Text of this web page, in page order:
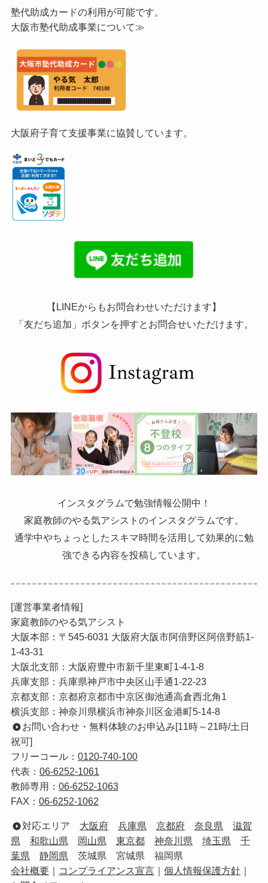
塾代助成カードの利用が可能です。
大阪市塾代助成事業について≫
大阪府子育て支援事業に協賛しています。
【LINEからもお問合わせいただけます】
「友だち追加」ボタンを押すとお問合せいただけます。
インスタグラムで勉強情報公開中！
家庭教師のやる気アシストのインスタグラムです。
通学中やちょっとしたスキマ時間を活用して効果的に勉
強できる内容を投稿しています。
[運営事業者情報]
家庭教師のやる気アシスト
大阪本部：〒545-6031 大阪府大阪市阿倍野区阿倍野筋1-
1-43-31
大阪北支部：大阪府豊中市新千里東町1-4-1-8
兵庫支部：兵庫県神戸市中央区山手通1-22-23
京都支部：京都府京都市中京区御池通高倉西北角1
横浜支部：神奈川県横浜市神奈川区金港町5-14-8
お問い合わせ・無料体験のお申込み[11時～21時/土日
祝可]
フリーコール： 0120-740-100
代表： 06-6252-1061
教師専用： 06-6252-1063
FAX： 06-6252-1062
対応エリア 大阪府 兵庫県 京都府 奈良県
滋賀
県
和歌山県 岡山県 東京都 神奈川県 埼玉県
千
葉県
静岡県 茨城県 宮城県 福岡県
会社概要｜ コンプライアンス宣言｜ 個人情報保護方針｜